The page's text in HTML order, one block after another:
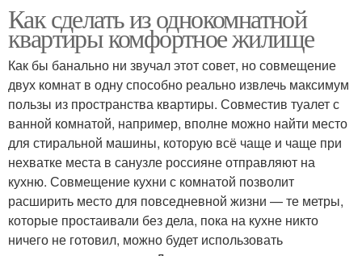
Как сделать из однокомнатной
квартиры комфортное жилище
Как бы банально ни звучал этот совет, но совмещение
двух комнат в одну способно реально извлечь максимум
пользы из пространства квартиры. Совместив туалет с
ванной комнатой, например, вполне можно найти место
для стиральной машины, которую всё чаще и чаще при
нехватке места в санузле россияне отправляют на
кухню. Совмещение кухни с комнатой позволит
расширить место для повседневной жизни — те метры,
которые простаивали без дела, пока на кухне никто
ничего не готовил, можно будет использовать